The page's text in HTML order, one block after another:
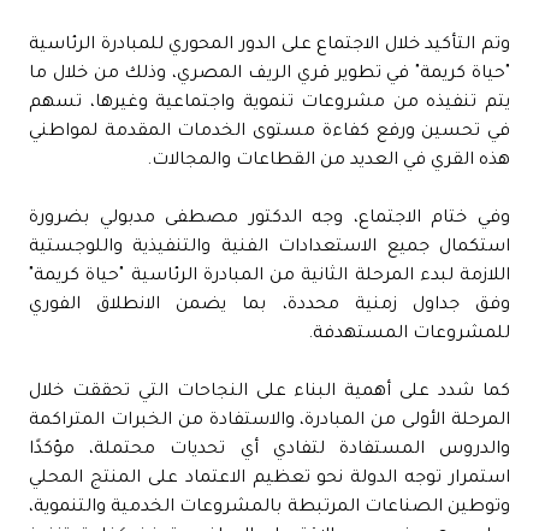
وتم التأكيد خلال الاجتماع على الدور المحوري للمبادرة الرئاسية
"حياة كريمة" في تطوير قري الريف المصري، وذلك من خلال ما
يتم تنفيذه من مشروعات تنموية واجتماعية وغيرها، تسهم
في تحسين ورفع كفاءة مستوى الخدمات المقدمة لمواطني
هذه القري في العديد من القطاعات والمجالات.
وفي ختام الاجتماع، وجه الدكتور مصطفى مدبولي بضرورة
استكمال جميع الاستعدادات الفنية والتنفيذية واللوجستية
اللازمة لبدء المرحلة الثانية من المبادرة الرئاسية "حياة كريمة"
وفق جداول زمنية محددة، بما يضمن الانطلاق الفوري
للمشروعات المستهدفة.
كما شدد على أهمية البناء على النجاحات التي تحققت خلال
المرحلة الأولى من المبادرة، والاستفادة من الخبرات المتراكمة
والدروس المستفادة لتفادي أي تحديات محتملة، مؤكدًا
استمرار توجه الدولة نحو تعظيم الاعتماد على المنتج المحلي
وتوطين الصناعات المرتبطة بالمشروعات الخدمية والتنموية،